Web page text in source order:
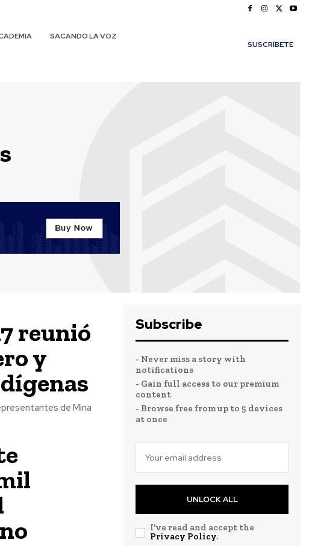
SACANDO LA VOZ
SUSCRÍBETE
reunió
y
de Mina
Subscribe
- Never miss a story with
notifications
- Gain full access to our premium
content
- Browse free from up to 5 devices
at once
UNLOCK ALL
I've read and accept the
Privacy Policy.